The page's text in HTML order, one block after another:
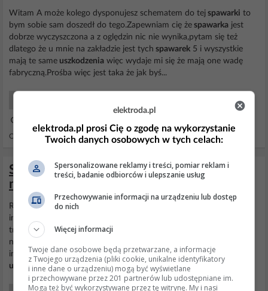
Witam A może kolego dysponujesz schematem do tej spawarki to
bym sobie sam doszedł do tego.Zapewniam cię że spawarka jest
dobrze wyczyszczona a z oględzin nic nie wynika,pytam się też
dlatego że u mnie na zakładzie jest tych spawarek 5 i wyszystkie
mają te same uszkodzenia więc wydaje mi się że mają one wadę
fabryczną.Prośba więc jest taka że jak byś...
Odpowiedzi: 4 Wyświetleń: 1542
Solidna spawarka transformatorowa dla
majsterkowicza
Rozumiem, że dobór elektrod w stosunku do prądu spawania w
inwerterach jest taki sam, jak w przypadku
transformatorowych? Troszkę podobnie - ale szybko się nauczysz i
nigdy więcej nie będziesz chciał spawać transformatorówką. Do
inwenterów zalecane są elektrody do DC (stałego napięcia) A
uszkodzeniabardzo rzadko same się robią, 75% to wilgoć...
elektroda.pl
elektroda.pl prosi Cię o zgodę na wykorzystanie
Twoich danych osobowych w tych celach:
Spersonalizowane reklamy i treści, pomiar reklam i
treści, badanie odbiorców i ulepszanie usług
Przechowywanie informacji na urządzeniu lub dostęp
do nich
Więcej informacji
Twoje dane osobowe będą przetwarzane, a informacje
z Twojego urządzenia (pliki cookie, unikalne identyfikatory
i inne dane o urządzeniu) mogą być wyświetlane
i przechowywane przez 201 partnerów lub udostępniane im.
Mogą też być wykorzystywane przez tę witrynę. My i nasi